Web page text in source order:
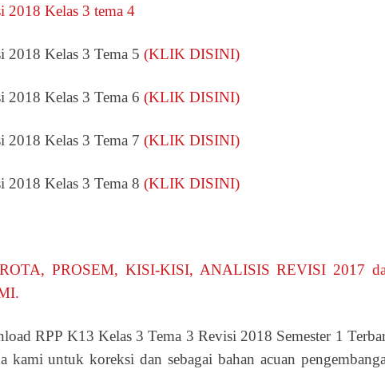
Kelas 3 tema 4
Kelas 3 Tema 5 (KLIK DISINI)
Kelas 3 Tema 6 (KLIK DISINI)
Kelas 3 Tema 7 (KLIK DISINI)
Kelas 3 Tema 8 (KLIK DISINI)
PROSEM, KISI-KISI, ANALISIS REVISI 2017
RPP K13 Kelas 3 Tema 3 Revisi 2018 Semester 1
kami untuk koreksi dan sebagai bahan acuan